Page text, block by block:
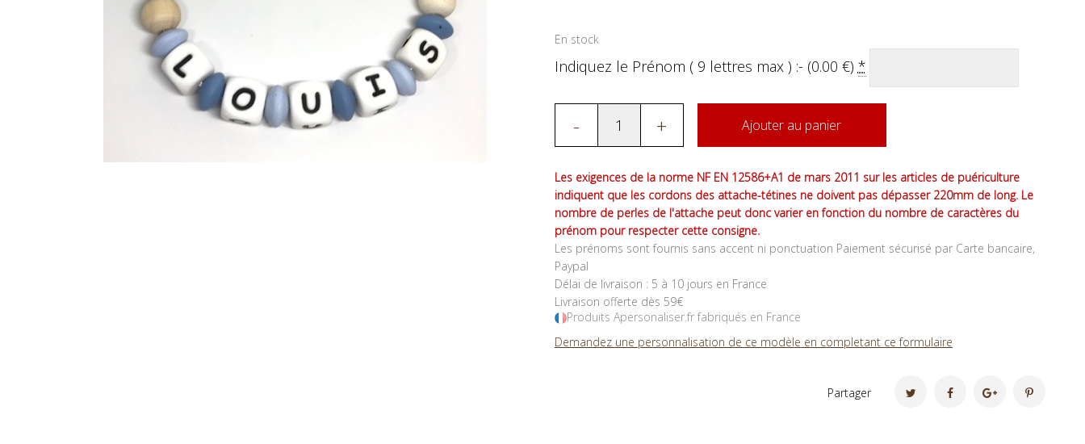
En stock
Indiquez le Prénom ( 9 lettres max ) :- (0.00 €) *
- + Ajouter au panier
Les exigences de la norme NF EN 12586+A1 de mars 2011 sur les articles de puériculture
indiquent que les cordons des attache-tétines ne doivent pas dépasser 220mm de long. Le
nombre de perles de l'attache peut donc varier en fonction du nombre de caractères du
prénom pour respecter cette consigne.
Les prénoms sont fournis sans accent ni ponctuation Paiement sécurisé par Carte bancaire,
Paypal
Délai de livraison : 5 à 10 jours en France
Livraison offerte dès 59€
Produits Apersonaliser.fr fabriqués en France
Demandez une personnalisation de ce modèle en completant ce formulaire
Partager